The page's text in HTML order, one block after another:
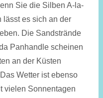
Sie die Silben A-la-
lässt es sich an der
Die Sandstrände
Panhandle scheinen
an der Küsten
Wetter ist ebenso
vielen Sonnentagen